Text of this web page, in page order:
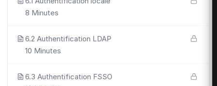
8 Minutes
6.2 Authentification LDAP
10 Minutes
6.3 Authentification FSSO